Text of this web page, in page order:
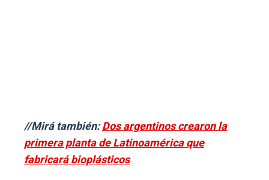
//Mirá también:Dos argentinos crearon la
primera planta de Latinoamérica que
fabricará bioplásticos